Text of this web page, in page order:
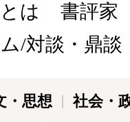
は
書評家
/対談・鼎談
・思想
社会・